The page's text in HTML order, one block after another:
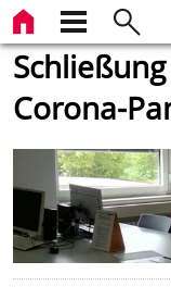
Corona-